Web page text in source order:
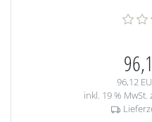
96,12
inkl. 19 % MwSt.